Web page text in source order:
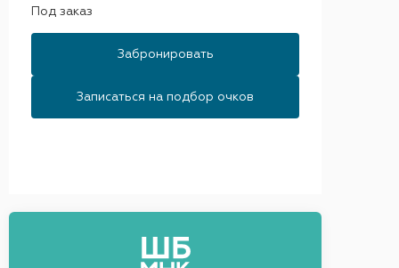
Под заказ
Забронировать
Записаться на подбор очков